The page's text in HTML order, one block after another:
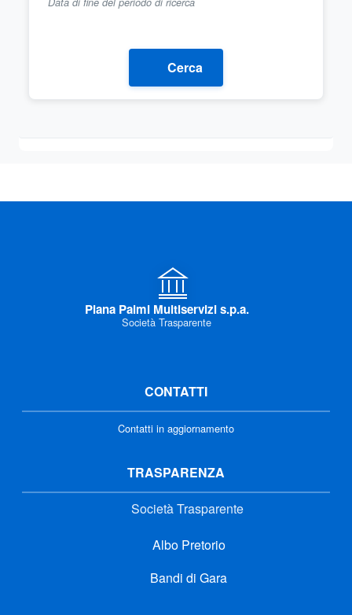
Cerca
Piana Palmi Multiservizi s.p.a.
Società Trasparente
CONTATTI
Contatti in aggiornamento
TRASPARENZA
Società Trasparente
Albo Pretorio
Bandi di Gara